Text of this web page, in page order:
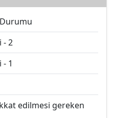
Durumu
- 2
- 1
edilmesi gereken